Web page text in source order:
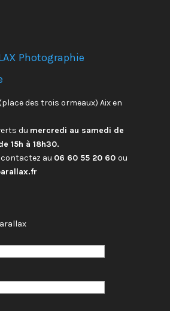
Photographie
des trois ormeaux) Aix en
du mercredi au samedi de
15h à 18h30.
au 06 60 55 20 60 ou